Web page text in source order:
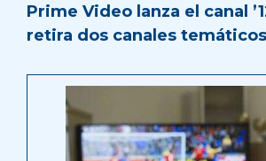
Prime Video lanza el canal
retira dos canales